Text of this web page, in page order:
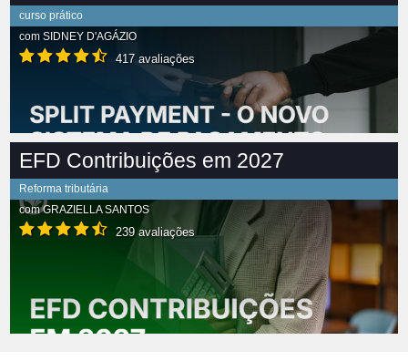
curso prático
com SIDNEY D'AGÁZIO
417 avaliações
EFD Contribuições em 2027
Reforma tributária
comGRAZIELLA SANTOS
239 avaliações